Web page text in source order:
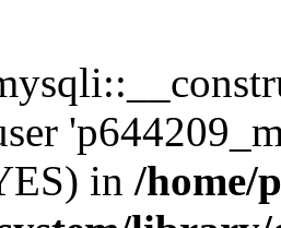
in /home/